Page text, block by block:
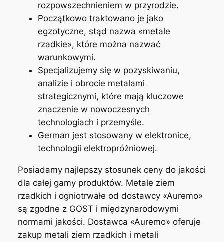
rozpowszechnieniem w przyrodzie.
Początkowo traktowano je jako
egzotyczne, stąd nazwa «metale
rzadkie», które można nazwać
warunkowymi.
Specjalizujemy się w pozyskiwaniu,
analizie i obrocie metalami
strategicznymi, które mają kluczowe
znaczenie w nowoczesnych
technologiach i przemyśle.
German jest stosowany w elektronice,
technologii elektropróżniowej.
Posiadamy najlepszy stosunek ceny do jakości
dla całej gamy produktów. Metale ziem
rzadkich i ogniotrwałe od dostawcy «Auremo»
są zgodne z GOST i międzynarodowymi
normami jakości. Dostawca «Auremo» oferuje
zakup metali ziem rzadkich i metali